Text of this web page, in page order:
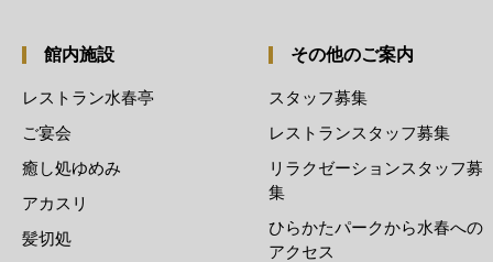
館内施設
レストラン水春亭
ご宴会
癒し処ゆめみ
アカスリ
髪切処
その他のご案内
スタッフ募集
レストランスタッフ募集
リラクゼーションスタッフ募
集
ひらかたパークから水春への
アクセス